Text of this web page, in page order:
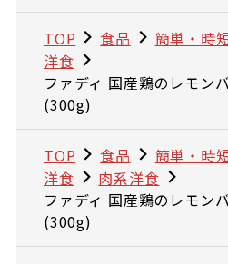
TOP 食品
簡単・時
洋食
ファディ 国産鶏のレモン
(300g)
TOP 食品
簡単・時
洋食
肉系洋食
ファディ 国産鶏のレモン
(300g)